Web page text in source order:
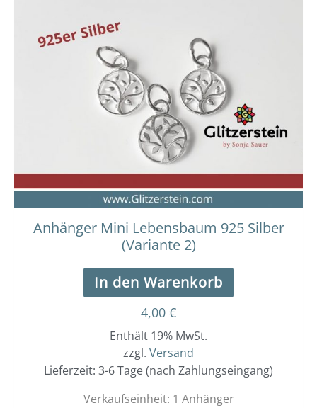
Anhänger Mini Lebensbaum 925 Silber
(Variante 2)
In den Warenkorb
4,00 €
Enthält 19% MwSt.
zzgl. Versand
Lieferzeit: 3-6 Tage (nach Zahlungseingang)
Verkaufseinheit: 1 Anhänger